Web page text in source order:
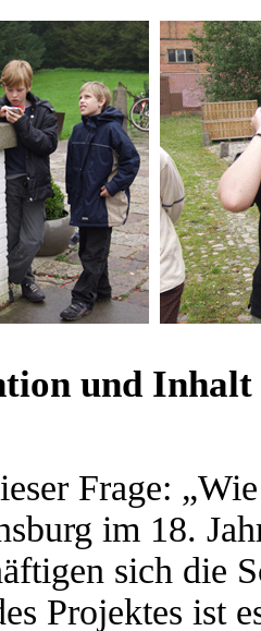
und Inhalt
Frage:
im 18.
sich die
Projektes ist